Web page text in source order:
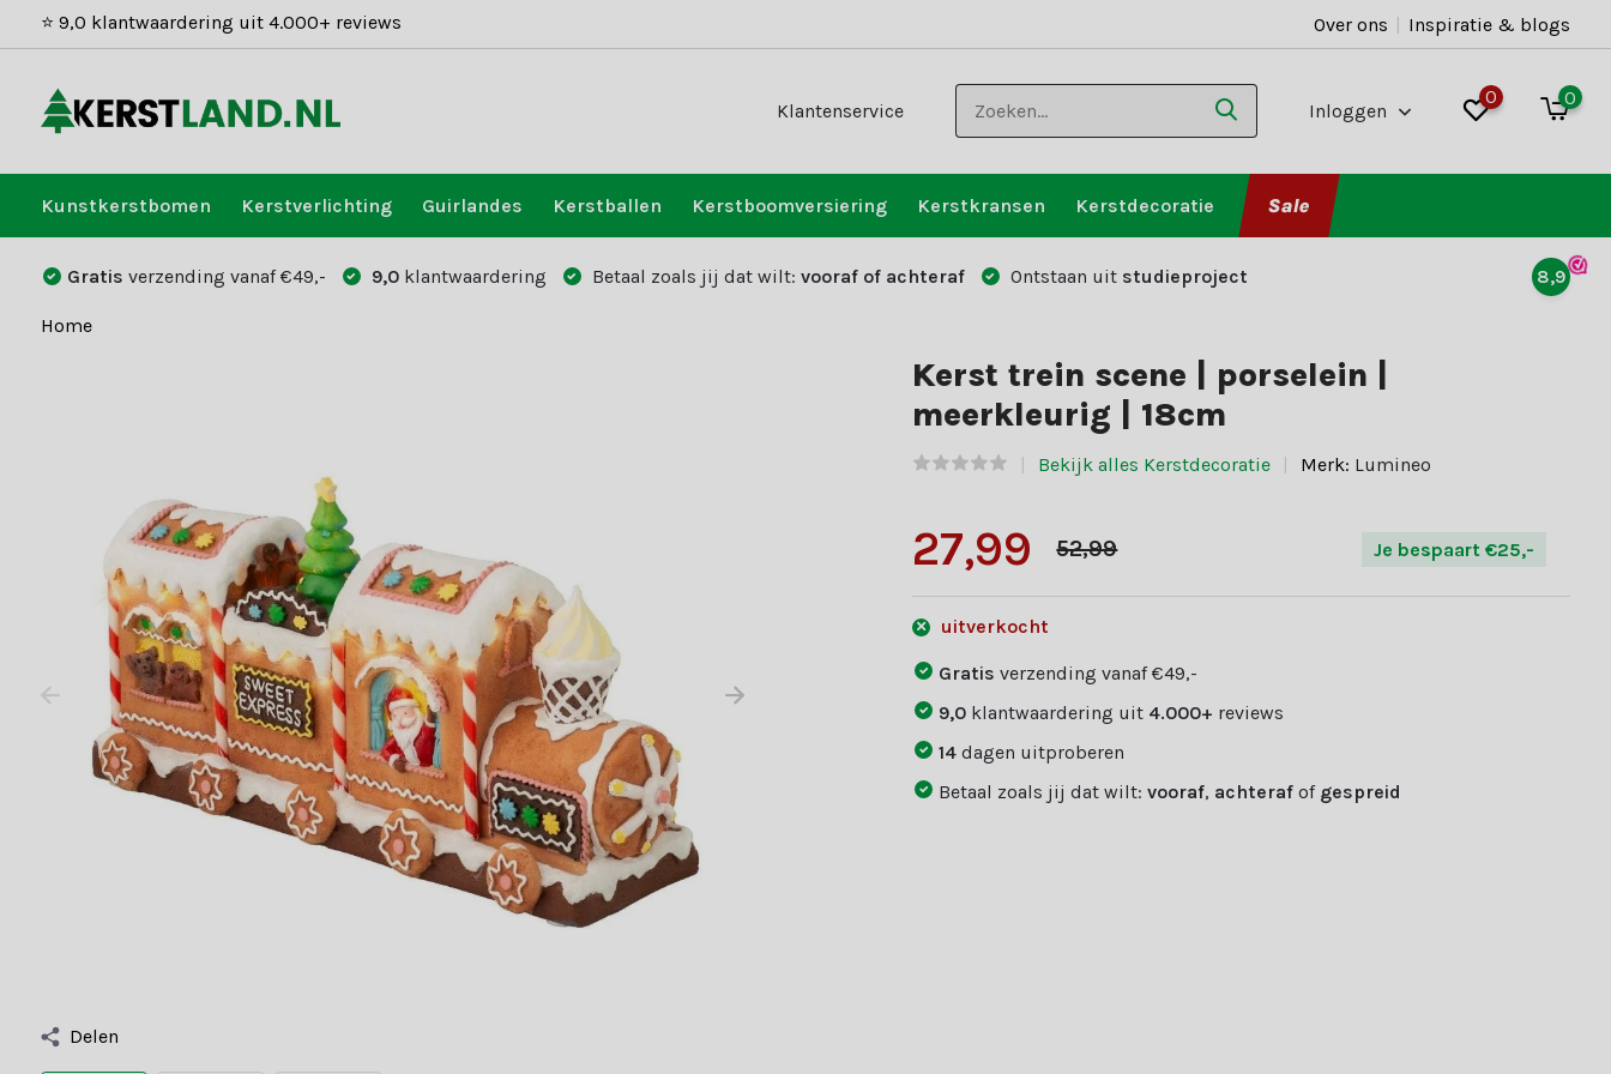
⭐ 9,0 klantwaardering uit 4.000+ reviews Over ons | Inspiratie & blogs
Klantenservice Inloggen
0 0
Kunstkerstbomen Kerstverlichting Guirlandes Kerstballen Kerstboomversiering Kerstkransen Kerstdecoratie Sale
Gratis verzending vanaf €49,- 9,0 klantwaardering Betaal zoals jij dat wilt: vooraf of achteraf Ontstaan uit studieproject 8,9
Home
Delen
Kerst trein scene | porselein |
meerkleurig | 18cm
Bekijk alles Kerstdecoratie Merk: Lumineo
27,99 52,99 Je bespaart €25,-
uitverkocht
Gratisverzending vanaf €49,-
9,0 klantwaardering uit 4.000+ reviews
14dagen uitproberen
Betaal zoals jij dat wilt:vooraf, achteraf of gespreid